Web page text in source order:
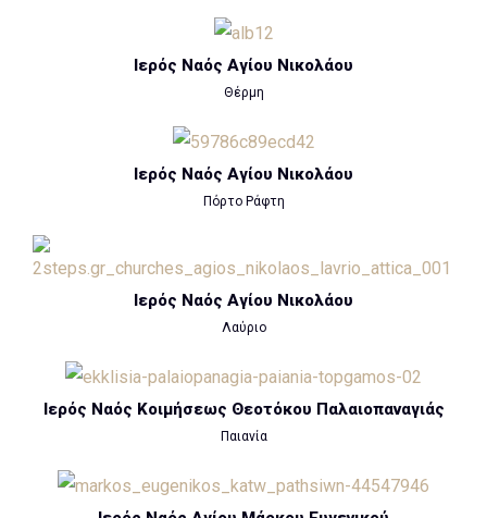
Ιερός Ναός Αγίου Νικολάου
Θέρμη
Ιερός Ναός Αγίου Νικολάου
Πόρτο Ράφτη
Ιερός Ναός Αγίου Νικολάου
Λαύριο
Ιερός Ναός Κοιμήσεως Θεοτόκου Παλαιοπαναγιάς
Παιανία